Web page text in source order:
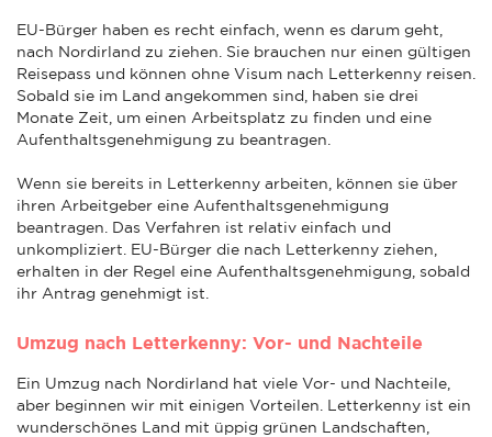
EU-Bürger haben es recht einfach, wenn es darum geht,
nach Nordirland zu ziehen. Sie brauchen nur einen gültigen
Reisepass und können ohne Visum nach Letterkenny reisen.
Sobald sie im Land angekommen sind, haben sie drei
Monate Zeit, um einen Arbeitsplatz zu finden und eine
Aufenthaltsgenehmigung zu beantragen.
Wenn sie bereits in Letterkenny arbeiten, können sie über
ihren Arbeitgeber eine Aufenthaltsgenehmigung
beantragen. Das Verfahren ist relativ einfach und
unkompliziert. EU-Bürger die nach Letterkenny ziehen,
erhalten in der Regel eine Aufenthaltsgenehmigung, sobald
ihr Antrag genehmigt ist.
Umzug nach Letterkenny: Vor- und Nachteile
Ein Umzug nach Nordirland hat viele Vor- und Nachteile,
aber beginnen wir mit einigen Vorteilen. Letterkenny ist ein
wunderschönes Land mit üppig grünen Landschaften,